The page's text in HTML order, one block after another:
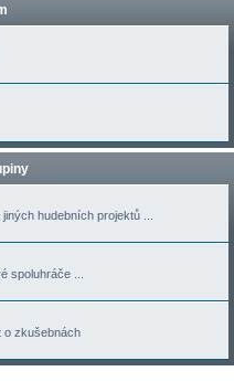
hudebních projektů ...
spoluhráče ...
o zkušebnách